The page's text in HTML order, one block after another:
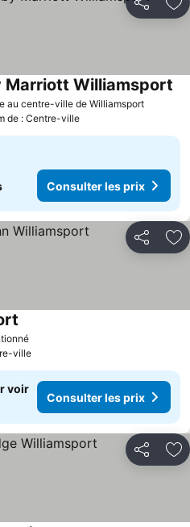
Partager
au centre-ville de Williamsport
Marriott Williamsport
de : Centre-ville
Consulter les prix
Partager
Consulter les prix
ville
voir
Consulter les prix
Partager